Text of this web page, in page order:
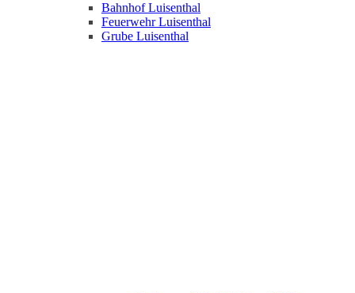
Bahnhof Luisenthal
Feuerwehr Luisenthal
Grube Luisenthal